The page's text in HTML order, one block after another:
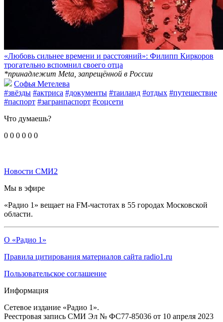
«Любовь сильнее времени и расстояний»: Филипп Киркоров
трогательно вспомнил своего отца
*принадлежит Meta, запрещённой в России
Софья Метелева
#звёзды #актриса #документы #таиланд #отдых #путешествие
#паспорт #загранпаспорт #соцсети
Что думаешь?
0 0 0 0 0 0
Новости СМИ2
Мы в эфире
«Радио 1» вещает на FM-частотах в 55 городах Московской
области.
О «Радио 1»
Правила цитирования материалов сайта radio1.ru
Пользовательское соглашение
Информация
Сетевое издание «Радио 1».
Реестровая запись СМИ Эл № ФС77-85036 от 10 апреля 2023